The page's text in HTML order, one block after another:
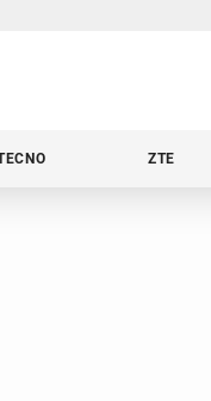
ZTE